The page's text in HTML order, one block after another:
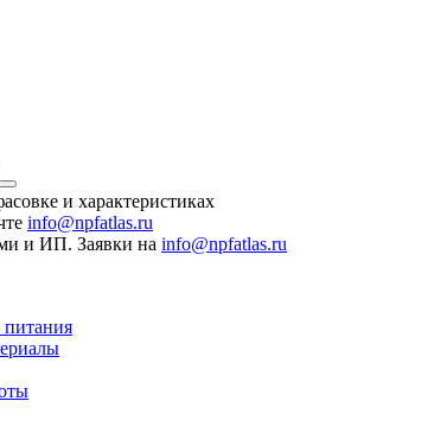
и характеристиках
info@npfatlas.ru
и ИП. Заявки на info@npfatlas.ru